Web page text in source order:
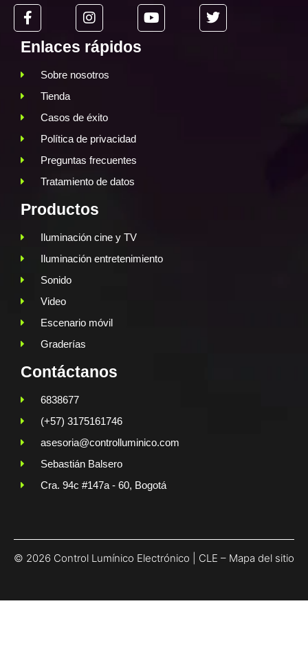
Enlaces rápidos
Sobre nosotros
Tienda
Casos de éxito
Política de privacidad
Preguntas frecuentes
Tratamiento de datos
Productos
Iluminación cine y TV
Iluminación entretenimiento
Sonido
Video
Escenario móvil
Graderías
Contáctanos
6838677
(+57) 3175161746
asesoria@controlluminico.com
Sebastián Balsero
Cra. 94c #147a - 60, Bogotá
© 2026 Control Lumínico Electrónico | CLE – Mapa del sitio